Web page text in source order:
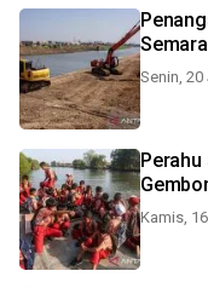
Senin, 20
Kamis,